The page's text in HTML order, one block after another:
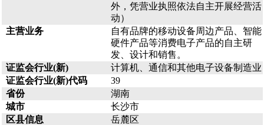
外，凭营业执照依法自主开展经营活
动）
主营业务
自有品牌的移动设备周边产品、智能
硬件产品等消费电子产品的自主研
发、设计和销售。
证监会行业(新)
计算机、通信和其他电子设备制造业
证监会行业(新)代码
39
省份
湖南
城市
长沙市
区县信息
岳麓区